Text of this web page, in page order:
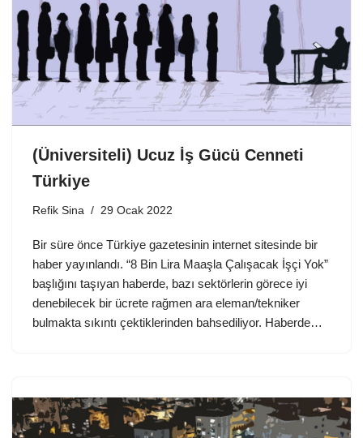
(Üniversiteli) Ucuz İş Gücü Cenneti
Türkiye
Refik Sina 29 Ocak 2022
Bir süre önce Türkiye gazetesinin internet sitesinde bir
haber yayınlandı. “8 Bin Lira Maaşla Çalışacak İşçi Yok”
başlığını taşıyan haberde, bazı sektörlerin görece iyi
denebilecek bir ücrete rağmen ara eleman/tekniker
bulmakta sıkıntı çektiklerinden bahsediliyor. Haberde…